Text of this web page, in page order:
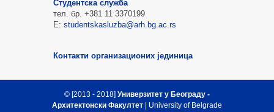
Студентска служба
тел. бр. +381 11 3370199
Е: studentskasluzba@arh.bg.ac.rs
Контакти организационих јединица
© [2013 - 2018] Универзитет у Београду -
Архитектонски Факултет | University of Belgrade